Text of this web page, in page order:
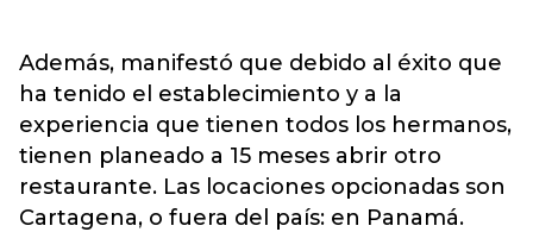
Además, manifestó que debido al éxito que
ha tenido el establecimiento y a la
experiencia que tienen todos los hermanos,
tienen planeado a 15 meses abrir otro
restaurante. Las locaciones opcionadas son
Cartagena, o fuera del país: en Panamá.